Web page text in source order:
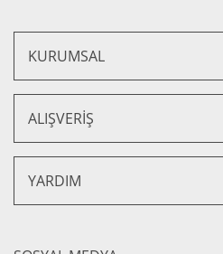
KURUMSAL
ALIŞVERİŞ
YARDIM